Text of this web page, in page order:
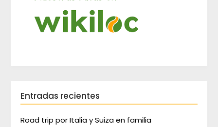
Entradas recientes
Road trip por Italia y Suiza en familia